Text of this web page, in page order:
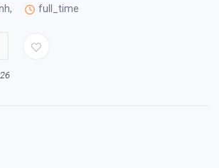
full_time